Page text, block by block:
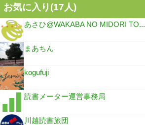
お気に入り(17人)
あさひ@WAKABA NO MIDORI TO...
まあちん
kogufuji
読書メーター運営事務局
川越読書旅団